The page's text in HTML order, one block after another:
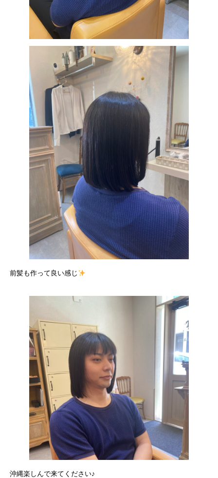
前髪も作って良い感じ
沖縄楽しんで来てください♪